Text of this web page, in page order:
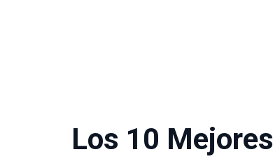
Los 10